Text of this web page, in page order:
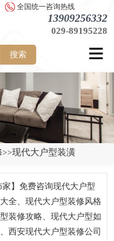
全国统一咨询热线
13909256332
029-89195228
搜索
>>现代大户型装潢
】免费咨询现代大户型
全、现代大户型装修风格
装修攻略、现代大户型如
西安现代大户型装修公司